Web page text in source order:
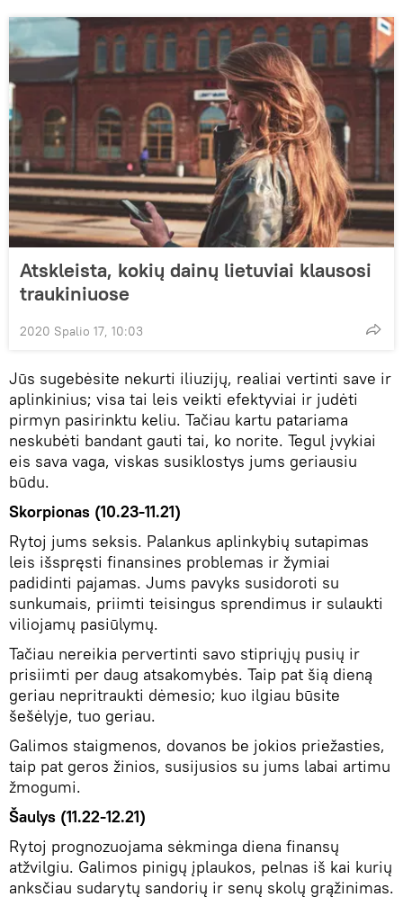
Atskleista, kokių dainų lietuviai klausosi
traukiniuose
2020 Spalio 17, 10:03
Jūs sugebėsite nekurti iliuzijų, realiai vertinti save ir
aplinkinius; visa tai leis veikti efektyviai ir judėti
pirmyn pasirinktu keliu. Tačiau kartu patariama
neskubėti bandant gauti tai, ko norite. Tegul įvykiai
eis sava vaga, viskas susiklostys jums geriausiu
būdu.
Skorpionas (10.23-11.21)
Rytoj jums seksis. Palankus aplinkybių sutapimas
leis išspręsti finansines problemas ir žymiai
padidinti pajamas. Jums pavyks susidoroti su
sunkumais, priimti teisingus sprendimus ir sulaukti
viliojamų pasiūlymų.
Tačiau nereikia pervertinti savo stipriųjų pusių ir
prisiimti per daug atsakomybės. Taip pat šią dieną
geriau nepritraukti dėmesio; kuo ilgiau būsite
šešėlyje, tuo geriau.
Galimos staigmenos, dovanos be jokios priežasties,
taip pat geros žinios, susijusios su jums labai artimu
žmogumi.
Šaulys (11.22-12.21)
Rytoj prognozuojama sėkminga diena finansų
atžvilgiu. Galimos pinigų įplaukos, pelnas iš kai kurių
anksčiau sudarytų sandorių ir senų skolų grąžinimas.